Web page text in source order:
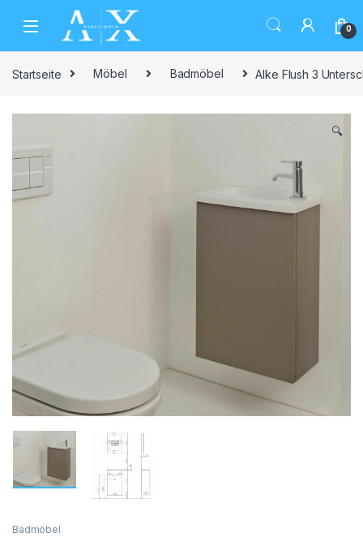
Skip to navigation
Skip to content
0
Startseite Möbel Badmöbel Alke Flush 3
🔍
Badmöbel